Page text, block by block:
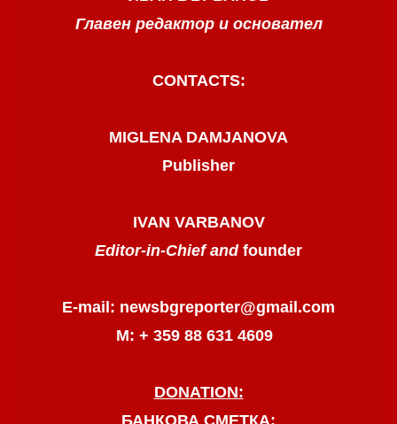
Главен редактор и основател
CONTACTS:
MIGLENA DAMJANOVA
Publisher
IVAN VARBANOV
Editor-in-Chief and founder
E-mail: newsbgreporter@gmail.com
М: + 359 88 631 4609
DONATION:
БАНКОВА СМЕТКА: